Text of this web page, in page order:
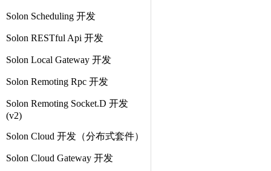
Solon Scheduling 开发
Solon RESTful Api 开发
Solon Local Gateway 开发
Solon Remoting Rpc 开发
Solon Remoting Socket.D 开发
(v2)
Solon Cloud 开发（分布式套件）
Solon Cloud Gateway 开发